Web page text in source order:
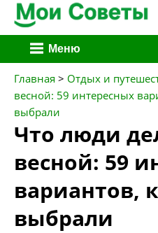
Перейти
к
содержимому
Меню
Главная > Отдых и
весной: 59 интересных
выбрали
Что люди
весной: 59
вариантов,
выбрали